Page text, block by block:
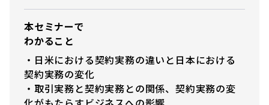
本セミナーで
わかること
・日米における契約実務の違いと日本における
契約実務の変化
・取引実務と契約実務との関係、契約実務の変